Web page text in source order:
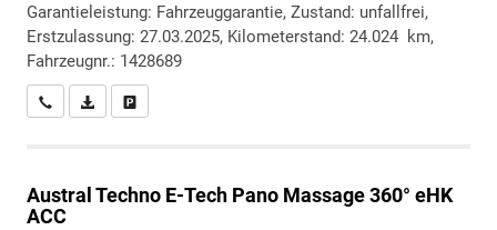
Garantieleistung: Fahrzeuggarantie, Zustand: unfallfrei,
Erstzulassung: 27.03.2025, Kilometerstand: 24.024 km,
Fahrzeugnr.: 1428689
Wir rufen Sie anPDF-Datei, Fahrzeugexposé drucken
Austral Techno E-Tech Pano Massage 360° eHK
ACC